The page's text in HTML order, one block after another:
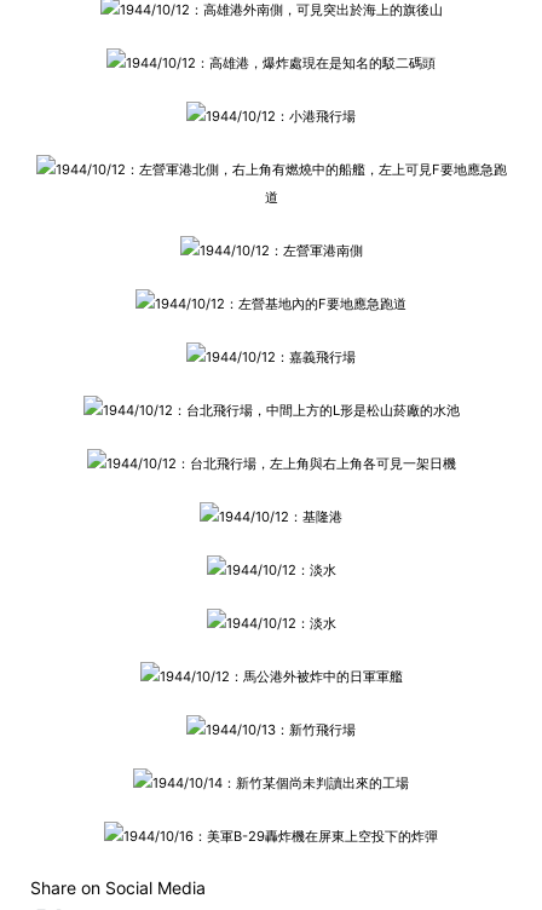
1944/10/12：高雄港外南側，可見突出於海上的旗後山
1944/10/12：高雄港，爆炸處現在是知名的駁二碼頭
1944/10/12：小港飛行場
1944/10/12：左營軍港北側，右上角有燃燒中的船艦，左上可見F要地應急跑
道
1944/10/12：左營軍港南側
1944/10/12：左營基地內的F要地應急跑道
1944/10/12：嘉義飛行場
1944/10/12：台北飛行場，中間上方的L形是松山菸廠的水池
1944/10/12：台北飛行場，左上角與右上角各可見一架日機
1944/10/12：基隆港
1944/10/12：淡水
1944/10/12：淡水
1944/10/12：馬公港外被炸中的日軍軍艦
1944/10/13：新竹飛行場
1944/10/14：新竹某個尚未判讀出來的工場
1944/10/16：美軍B-29轟炸機在屏東上空投下的炸彈
Share on Social Media